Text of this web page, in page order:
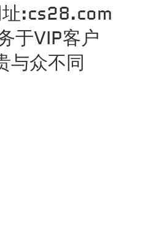
:cs28.com
于VIP客户
与众不同